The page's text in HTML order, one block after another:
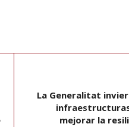
La Generalitat
mejorar la